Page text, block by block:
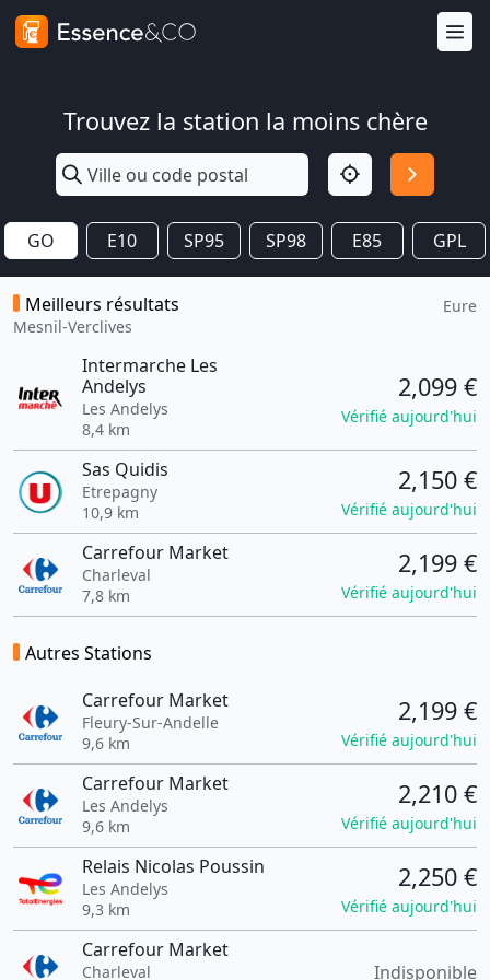
Trouvez la station la moins chère
GO E10 SP95 SP98 E85 GPL
Meilleurs résultats
Mesnil-Verclives
Eure
Intermarche Les
Andelys
Les Andelys
8,4 km
2,099 €
Vérifié aujourd'hui
Sas Quidis
Etrepagny
10,9 km
2,150 €
Vérifié aujourd'hui
Carrefour Market
Charleval
7,8 km
2,199 €
Vérifié aujourd'hui
Autres Stations
Carrefour Market
Fleury-Sur-Andelle
9,6 km
2,199 €
Vérifié aujourd'hui
Carrefour Market
Les Andelys
9,6 km
2,210 €
Vérifié aujourd'hui
Relais Nicolas Poussin
Les Andelys
9,3 km
2,250 €
Vérifié aujourd'hui
Carrefour Market
Charleval Indisponible